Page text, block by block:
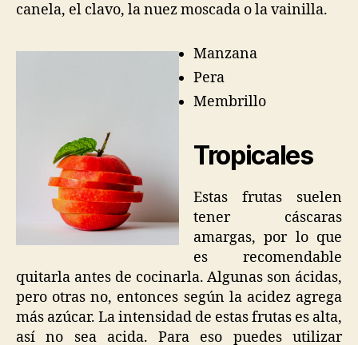
canela, el clavo, la nuez moscada o la vainilla.
Manzana
Pera
Membrillo
Tropicales
Estas frutas suelen
tener cáscaras
amargas, por lo que
es recomendable
quitarla antes de cocinarla. Algunas son ácidas,
pero otras no, entonces según la acidez agrega
más azúcar. La intensidad de estas frutas es alta,
así no sea acida. Para eso puedes utilizar